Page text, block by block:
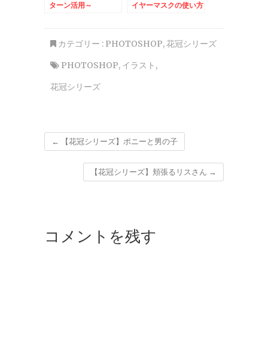
ターン活用～
イヤーマスクの使い方
カテゴリー : PHOTOSHOP,花冠シリーズ
PHOTOSHOP, イラスト ,
花冠シリーズ
← 【花冠シリーズ】ポニーと男の子
【花冠シリーズ】頬張るリスさん →
コメントを残す